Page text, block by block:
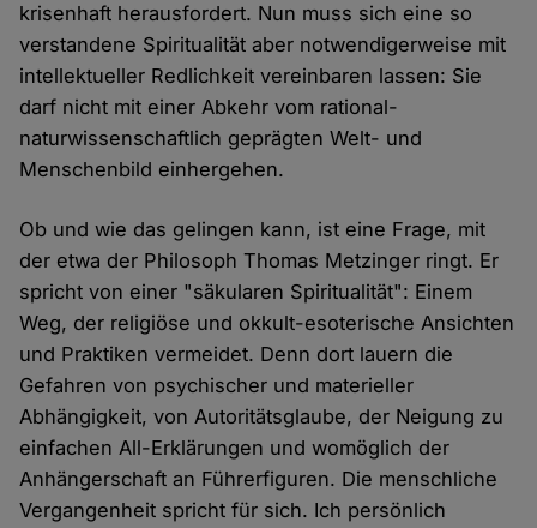
krisenhaft herausfordert. Nun muss sich eine so
verstandene Spiritualität aber notwendigerweise mit
intellektueller Redlichkeit vereinbaren lassen: Sie
darf nicht mit einer Abkehr vom rational-
naturwissenschaftlich geprägten Welt- und
Menschenbild einhergehen.
Ob und wie das gelingen kann, ist eine Frage, mit
der etwa der Philosoph Thomas Metzinger ringt. Er
spricht von einer "säkularen Spiritualität": Einem
Weg, der religiöse und okkult-esoterische Ansichten
und Praktiken vermeidet. Denn dort lauern die
Gefahren von psychischer und materieller
Abhängigkeit, von Autoritätsglaube, der Neigung zu
einfachen All-Erklärungen und womöglich der
Anhängerschaft an Führerfiguren. Die menschliche
Vergangenheit spricht für sich. Ich persönlich